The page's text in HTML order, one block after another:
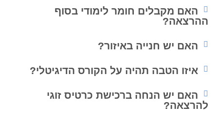
האם מקבלים חומר לימודי בסוף
ההרצאה?
האם יש חנייה באיזור?
איזו הטבה תהיה על הקורס הדיגיטלי?
האם יש הנחה ברכישת כרטיס זוגי
להרצאה?